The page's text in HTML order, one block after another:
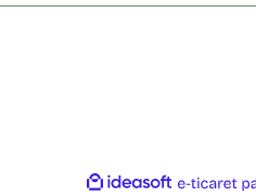
Copyright 2024 ©
ideasoft